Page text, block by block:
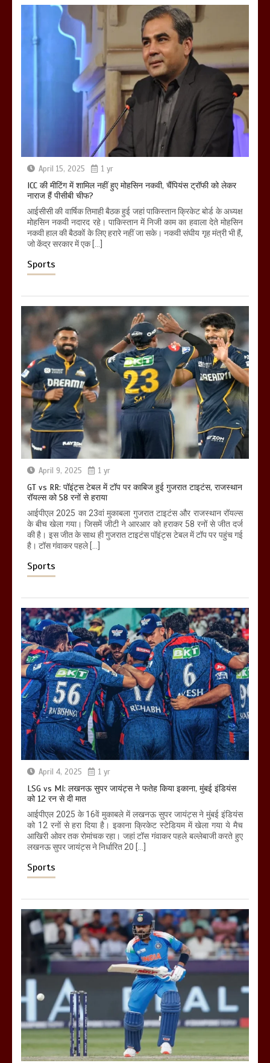
April 15, 2025 1 yr
ICC की मीटिंग में शामिल नहीं हुए मोहसिन नकवी, चैंपियंस ट्रॉफी को लेकर
नाराज हैं पीसीबी चीफ?
आईसीसी की वार्षिक तिमाही बैठक हुई जहां पाकिस्तान क्रिकेट बोर्ड के अध्यक्ष
मोहसिन नकवी नदारद रहे। पाकिस्तान में निजी काम का हवाला देते मोहसिन
नकवी हाल की बैठकों के लिए हरारे नहीं जा सके। नकवी संघीय गृह मंत्री भी हैं,
जो केंद्र सरकार में एक […]
Sports
April 9, 2025 1 yr
GT vs RR: पॉइंट्स टेबल में टॉप पर काबिज हुई गुजरात टाइटंस, राजस्थान
रॉयल्स को 58 रनों से हराया
आईपीएल 2025 का 23वां मुकाबला गुजरात टाइटंस और राजस्थान रॉयल्स
के बीच खेला गया। जिसमें जीटी ने आरआर को हराकर 58 रनों से जीत दर्ज
की है। इस जीत के साथ ही गुजरात टाइटंस पॉइंट्स टेबल में टॉप पर पहुंच गई
है। टॉस गंवाकर पहले […]
Sports
April 4, 2025 1 yr
LSG vs MI: लखनऊ सुपर जायंट्स ने फतेह किया इकाना, मुंबई इंडियंस
को 12 रन से दी मात
आईपीएल 2025 के 16वें मुकाबले में लखनऊ सुपर जायंट्स ने मुंबई इंडियंस
को 12 रनों से हरा दिया है। इकाना क्रिकेट स्टेडियम में खेला गया ये मैच
आखिरी ओवर तक रोमांचक रहा। जहां टॉस गंवाकर पहले बल्लेबाजी करते हुए
लखनऊ सुपर जायंट्स ने निर्धारित 20 […]
Sports